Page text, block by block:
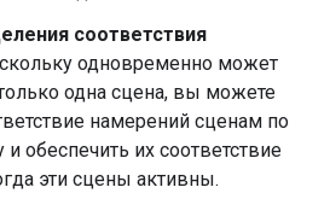
соответствия
одновременно может
одна сцена, вы можете
намерений сценам по
обеспечить их соответствие
эти сцены активны.